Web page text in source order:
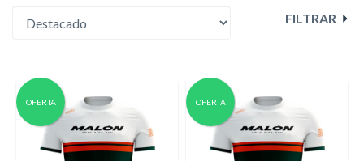
FILTRAR
OFERTA OFERTA